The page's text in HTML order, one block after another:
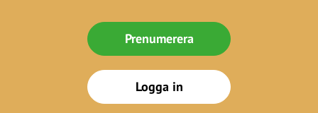
Prenumerera
Logga in